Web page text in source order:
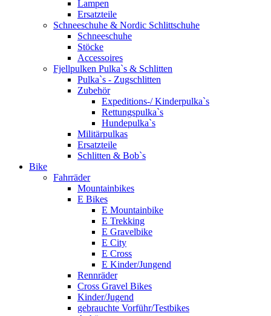
Lampen
Ersatzteile
Schneeschuhe & Nordic Schlittschuhe
Schneeschuhe
Stöcke
Accessoires
Fjellpulken Pulka`s & Schlitten
Pulka`s - Zugschlitten
Zubehör
Expeditions-/ Kinderpulka`s
Rettungspulka`s
Hundepulka`s
Militärpulkas
Ersatzteile
Schlitten & Bob`s
Bike
Fahrräder
Mountainbikes
E Bikes
E Mountainbike
E Trekking
E Gravelbike
E City
E Cross
E Kinder/Jungend
Rennräder
Cross Gravel Bikes
Kinder/Jugend
gebrauchte Vorführ/Testbikes